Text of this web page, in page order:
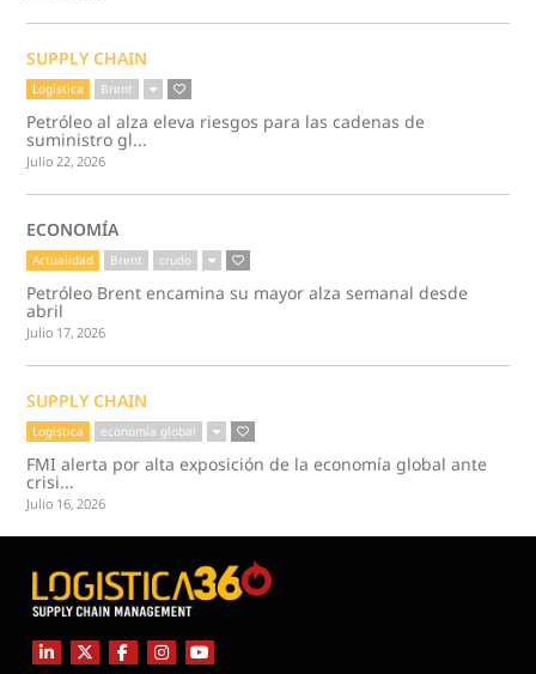
SUPPLY CHAIN
Logística Brent
Petróleo al alza eleva riesgos para las cadenas de
suministro gl...
Julio 22, 2026
ECONOMÍA
Actualidad Brent crudo
Petróleo Brent encamina su mayor alza semanal desde
abril
Julio 17, 2026
SUPPLY CHAIN
Logística economía global
FMI alerta por alta exposición de la economía global ante
crisi...
Julio 16, 2026